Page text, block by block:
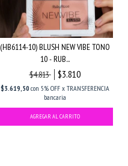
(HB6114-10) BLUSH NEW VIBE TONO
10 - RUB...
$4.813
$3.810
$3.619,50con 5% OFF x TRANSFERENCIA
bancaria